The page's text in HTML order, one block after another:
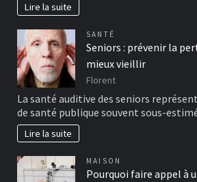
Lire la suite
SANTÉ
Seniors : prévenir la
mieux vieillir
Florent
La santé auditive des seniors
de santé publique souvent sous-
Lire la suite
MAISON
Pourquoi faire appel à